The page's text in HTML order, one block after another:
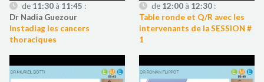
de 11:30 à 11:45 :
Dr Nadia Guezour
Instadiag les cancers
thoraciques
de 12:00 à 12:30 :
Table ronde et Q/R avec les
intervenants de la SESSION #
1